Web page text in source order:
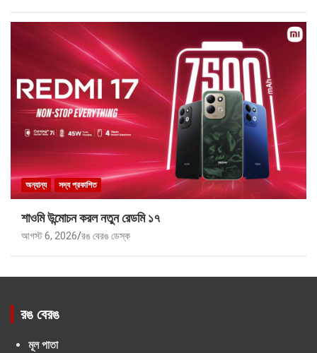
অন্যান্য সদ্য প্রকাশিত
শাওমি উন্মোচন করল নতুন রেডমি ১৭
আগস্ট 6, 2026 রঙ বেরঙ ডেস্ক
রঙ বেরঙ
মূল পাতা